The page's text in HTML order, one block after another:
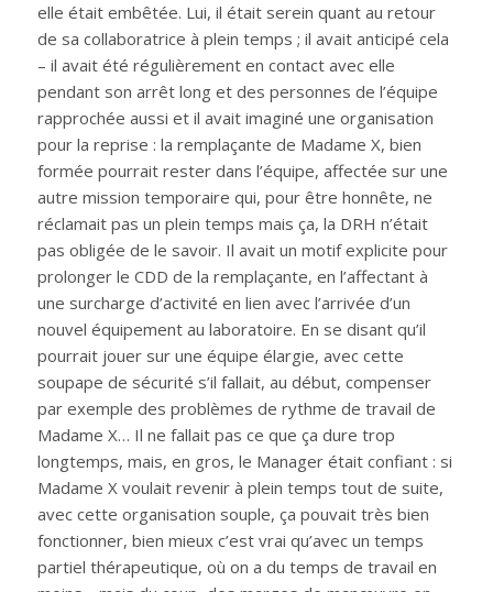
elle était embêtée. Lui, il était serein quant au retour
de sa collaboratrice à plein temps ; il avait anticipé cela
– il avait été régulièrement en contact avec elle
pendant son arrêt long et des personnes de l’équipe
rapprochée aussi et il avait imaginé une organisation
pour la reprise : la remplaçante de Madame X, bien
formée pourrait rester dans l’équipe, affectée sur une
autre mission temporaire qui, pour être honnête, ne
réclamait pas un plein temps mais ça, la DRH n’était
pas obligée de le savoir. Il avait un motif explicite pour
prolonger le CDD de la remplaçante, en l’affectant à
une surcharge d’activité en lien avec l’arrivée d’un
nouvel équipement au laboratoire. En se disant qu’il
pourrait jouer sur une équipe élargie, avec cette
soupape de sécurité s’il fallait, au début, compenser
par exemple des problèmes de rythme de travail de
Madame X… Il ne fallait pas ce que ça dure trop
longtemps, mais, en gros, le Manager était confiant : si
Madame X voulait revenir à plein temps tout de suite,
avec cette organisation souple, ça pouvait très bien
fonctionner, bien mieux c’est vrai qu’avec un temps
partiel thérapeutique, où on a du temps de travail en